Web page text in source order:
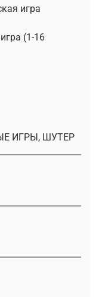
игра
(1-16
ИГРЫ, ШУТЕР